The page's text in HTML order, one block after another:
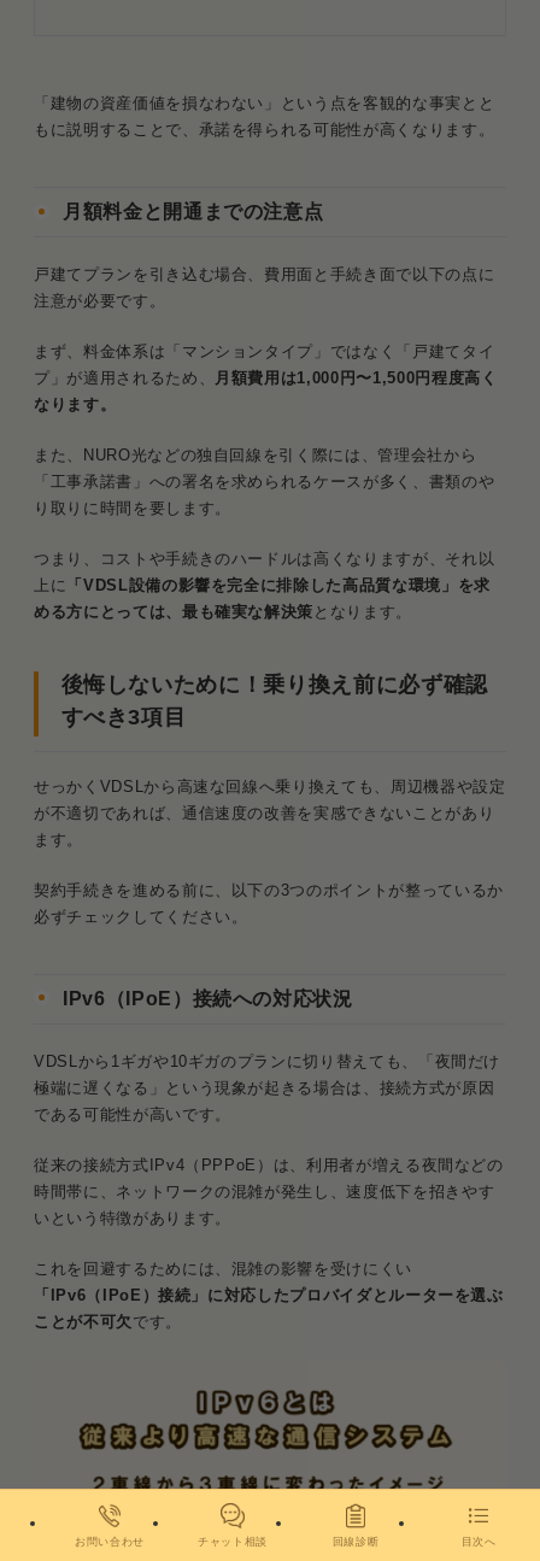
「建物の資産価値を損なわない」という点を客観的な事実とと
もに説明することで、承諾を得られる可能性が高くなります。
月額料金と開通までの注意点
戸建てプランを引き込む場合、費用面と手続き面で以下の点に
注意が必要です。
まず、料金体系は「マンションタイプ」ではなく「戸建てタイ
プ」が適用されるため、
月額費用は1,000円〜1,500円程度高く
なります。
また、NURO光などの独自回線を引く際には、管理会社から
「工事承諾書」への署名を求められるケースが多く、書類のや
り取りに時間を要します。
つまり、コストや手続きのハードルは高くなりますが、それ以
上に 「VDSL設備の影響を完全に排除した高品質な環境」を求
める方にとっては、最も確実な解決策 となります。
後悔しないために！乗り換え前に必ず確認
すべき3項目
せっかくVDSLから高速な回線へ乗り換えても、周辺機器や設定
が不適切であれば、通信速度の改善を実感できないことがあり
ます。
契約手続きを進める前に、以下の3つのポイントが整っているか
必ずチェックしてください。
IPv6（IPoE）接続への対応状況
VDSLから1ギガや10ギガのプランに切り替えても、「夜間だけ
極端に遅くなる」という現象が起きる場合は、接続方式が原因
である可能性が高いです。
従来の接続方式IPv4（PPPoE）は、利用者が増える夜間などの
時間帯に、ネットワークの混雑が発生し、速度低下を招きやす
いという特徴があります。
これを回避するためには、混雑の影響を受けにくい
「IPv6（IPoE）接続」に対応したプロバイダとルーターを選ぶ
ことが不可欠 です。
お問い合わせ チャット相談 回線診断 目次へ